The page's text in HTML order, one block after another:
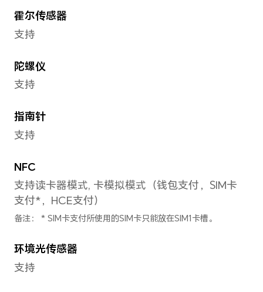
备注：
防溅、抗水、防尘，在受控实验室条
IP68 级别。防溅、抗水、防尘功能并
能会因日常磨损而下降。请勿在潮湿
阅使用手册了解清洁和干燥说明。由
不在保修范围之内。IP68 中防水条件
深 1.5 米；（2）试验时间 30 分钟；
于 5 摄氏度。